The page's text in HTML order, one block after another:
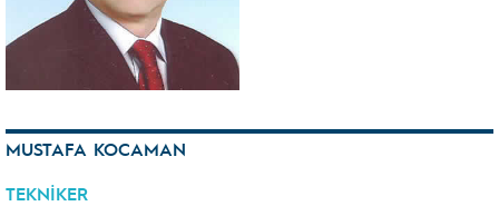
MUSTAFA KOCAMAN
TEKNİKER